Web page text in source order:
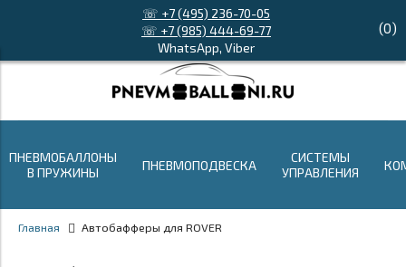
☏ +7 (495) 236-70-05
☏ +7 (985) 444-69-77
WhatsApp, Viber
(0)
ПНЕВМОБАЛЛОНЫ
В ПРУЖИНЫ
ПНЕВМОПОДВЕСКА
СИСТЕМЫ
УПРАВЛЕНИЯ
Главная Автобафферы для ROVER